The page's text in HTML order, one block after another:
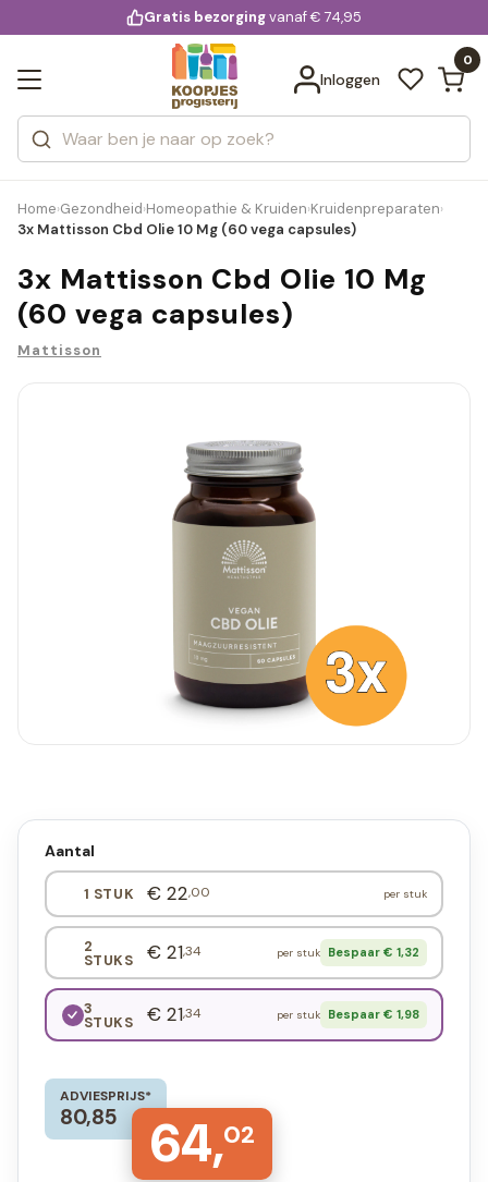
voor 20:00 uur besteld
Gratis bezorgingvanaf € 74,95
Inloggen
0
Zoeken
Categorieën
Merken
Bekijk alle resultaten
Home›Gezondheid›Homeopathie & Kruiden›Kruidenpreparaten›
3x Mattisson Cbd Olie 10 Mg (60 vega capsules)
3x Mattisson Cbd Olie 10 Mg
(60 vega capsules)
Mattisson
Aantal
1 STUK € 22,00 per stuk
2
STUKS € 21,34 per stuk Bespaar € 1,32
3
STUKS € 21,34 per stuk Bespaar € 1,98
ADVIESPRIJS*
80,85 64,02